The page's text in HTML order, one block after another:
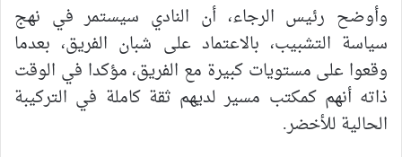
وأوضح رئيس الرجاء، أن النادي سيستمر في نهج
سياسة التشبيب، بالاعتماد على شبان الفريق، بعدما
وقعوا على مستويات كبيرة مع الفريق، مؤكدا في الوقت
ذاته أنهم كمكتب مسير لديهم ثقة كاملة في التركيبة
الحالية للأخضر.